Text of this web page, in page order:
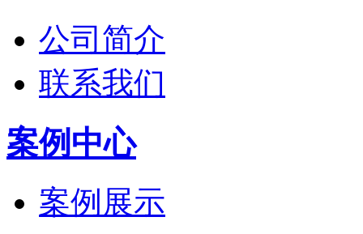
公司简介
联系我们
案例中心
案例展示